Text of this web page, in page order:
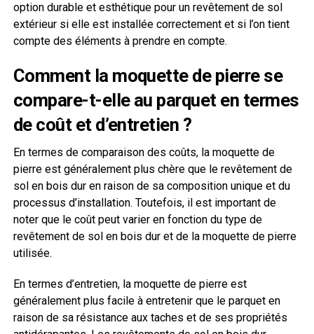
option durable et esthétique pour un revêtement de sol
extérieur si elle est installée correctement et si l’on tient
compte des éléments à prendre en compte.
Comment la moquette de pierre se
compare-t-elle au parquet en termes
de coût et d’entretien ?
En termes de comparaison des coûts, la moquette de
pierre est généralement plus chère que le revêtement de
sol en bois dur en raison de sa composition unique et du
processus d’installation. Toutefois, il est important de
noter que le coût peut varier en fonction du type de
revêtement de sol en bois dur et de la moquette de pierre
utilisée.
En termes d’entretien, la moquette de pierre est
généralement plus facile à entretenir que le parquet en
raison de sa résistance aux taches et de ses propriétés